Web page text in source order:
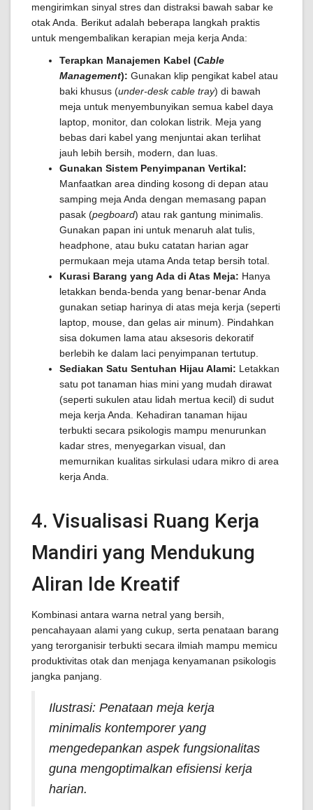
mengirimkan sinyal stres dan distraksi bawah sabar ke
otak Anda. Berikut adalah beberapa langkah praktis
untuk mengembalikan kerapian meja kerja Anda:
Terapkan Manajemen Kabel (Cable
Management): Gunakan klip pengikat kabel atau
baki khusus (under-desk cable tray) di bawah
meja untuk menyembunyikan semua kabel daya
laptop, monitor, dan colokan listrik. Meja yang
bebas dari kabel yang menjuntai akan terlihat
jauh lebih bersih, modern, dan luas.
Gunakan Sistem Penyimpanan Vertikal:
Manfaatkan area dinding kosong di depan atau
samping meja Anda dengan memasang papan
pasak (pegboard) atau rak gantung minimalis.
Gunakan papan ini untuk menaruh alat tulis,
headphone, atau buku catatan harian agar
permukaan meja utama Anda tetap bersih total.
Kurasi Barang yang Ada di Atas Meja: Hanya
letakkan benda-benda yang benar-benar Anda
gunakan setiap harinya di atas meja kerja (seperti
laptop, mouse, dan gelas air minum). Pindahkan
sisa dokumen lama atau aksesoris dekoratif
berlebih ke dalam laci penyimpanan tertutup.
Sediakan Satu Sentuhan Hijau Alami: Letakkan
satu pot tanaman hias mini yang mudah dirawat
(seperti sukulen atau lidah mertua kecil) di sudut
meja kerja Anda. Kehadiran tanaman hijau
terbukti secara psikologis mampu menurunkan
kadar stres, menyegarkan visual, dan
memurnikan kualitas sirkulasi udara mikro di area
kerja Anda.
4. Visualisasi Ruang Kerja
Mandiri yang Mendukung
Aliran Ide Kreatif
Kombinasi antara warna netral yang bersih,
pencahayaan alami yang cukup, serta penataan barang
yang terorganisir terbukti secara ilmiah mampu memicu
produktivitas otak dan menjaga kenyamanan psikologis
jangka panjang.
Ilustrasi: Penataan meja kerja
minimalis kontemporer yang
mengedepankan aspek fungsionalitas
guna mengoptimalkan efisiensi kerja
harian.